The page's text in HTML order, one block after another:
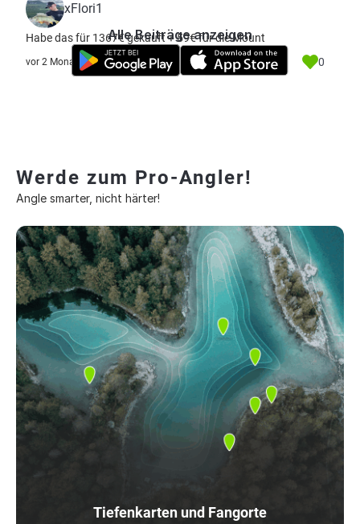
xFlori1
Habe das für 1367€ gekauft + 59€ für die Mount
vor 2 Monate 0
Alle Beiträge anzeigen
Werde zum Pro-Angler!
Angle smarter, nicht härter!
Tiefenkarten und Fangorte